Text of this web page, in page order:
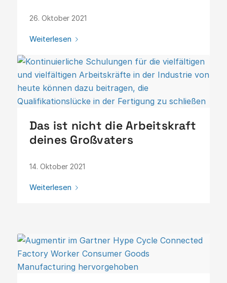
26. Oktober 2021
Weiterlesen
Das ist nicht die Arbeitskraft
deines Großvaters
14. Oktober 2021
Weiterlesen